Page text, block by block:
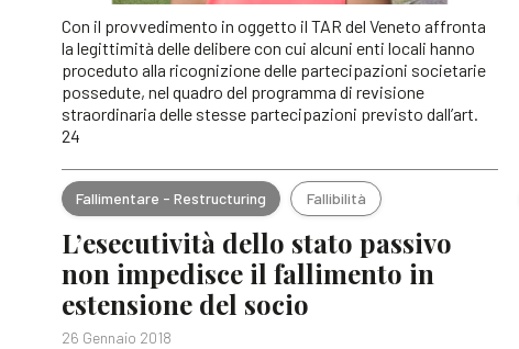
Con il provvedimento in oggetto il TAR del Veneto affronta
la legittimità delle delibere con cui alcuni enti locali hanno
proceduto alla ricognizione delle partecipazioni societarie
possedute, nel quadro del programma di revisione
straordinaria delle stesse partecipazioni previsto dall’art.
24
Fallimentare - Restructuring Fallibilità
L’esecutività dello stato passivo
non impedisce il fallimento in
estensione del socio
26 Gennaio 2018